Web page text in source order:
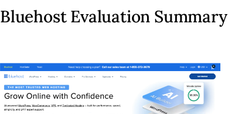
Bluehost Evaluation Summary